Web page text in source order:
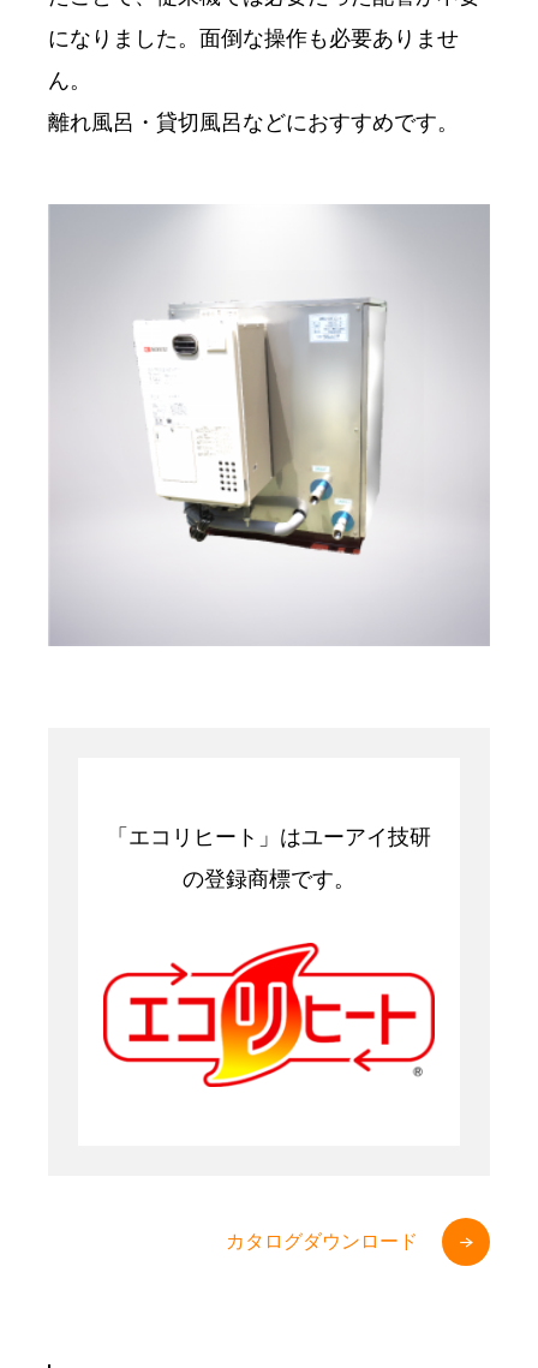
になりました。面倒な操作も必要ありませ
ん。
離れ風呂・貸切風呂などにおすすめです。
「エコリヒート」はユーアイ技研
の登録商標です。
カタログダウンロード